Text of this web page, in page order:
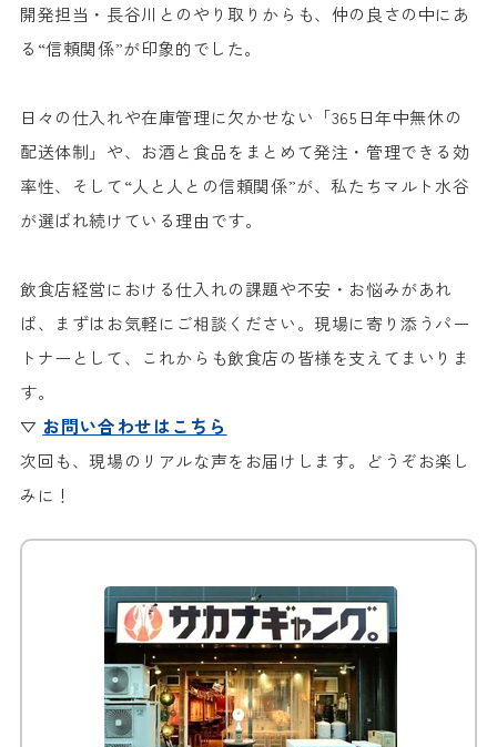
開発担当・長谷川とのやり取りからも、仲の良さの中にあ
る“信頼関係”が印象的でした。
日々の仕入れや在庫管理に欠かせない「365日年中無休の
配送体制」や、お酒と食品をまとめて発注・管理できる効
率性、そして“人と人との信頼関係”が、私たちマルト水谷
が選ばれ続けている理由です。
飲食店経営における仕入れの課題や不安・お悩みがあれ
ば、まずはお気軽にご相談ください。現場に寄り添うパー
トナーとして、これからも飲食店の皆様を支えてまいりま
す。
▽ お問い合わせはこちら
次回も、現場のリアルな声をお届けします。どうぞお楽し
みに！